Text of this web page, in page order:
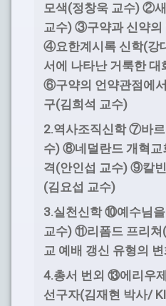
모색 (정창욱 교수) ②
교수) ③구약과 신약의
④요한계시록 신학(강
서에 나타난 거룩한 대
⑥구약의 언약관점에
구(김희석 교수)
2.역사조직신학⑦바
수) ⑧네덜란드 개혁교
격 (안인섭 교수) ⑨칼
(김요섭 교수)
3.실천신학⑩예수님
교수) ⑪리폼드 프리쳐 (
교 예배 갱신 유형의
4.총서 번외 ⑬에리우
선구자(김재현 박사/